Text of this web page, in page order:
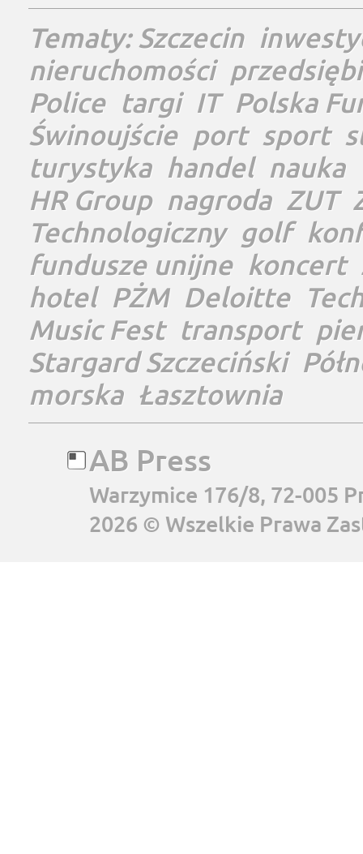
Tematy:Szczecin
nieruchomości
Police targi IT Polska
Świnoujście port sport
turystyka handel nauka
HR Group nagroda ZUT
Technologiczny golf
fundusze unijne koncert
hotel PŻM Deloitte
Music Fest transport
Stargard Szczeciński
morska Łasztownia
AB Press
Warzymice 176/8, 72-005
2026 © Wszelkie Prawa